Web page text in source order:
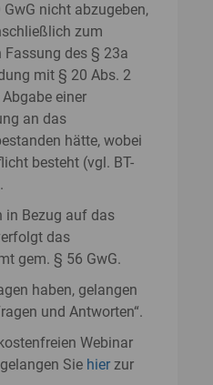
nicht abzugeben,
zum
Fassung des § 23a
mit § 20 Abs. 2
einer
an das
hätte, wobei
besteht (vgl. BT-
in Bezug auf das
das
gem. § 56 GwG.
haben, gelangen
und Antworten“.
Webinar
Sie hier zur